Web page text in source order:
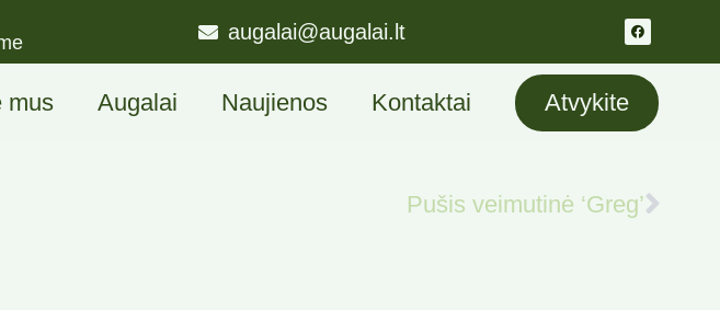
augalai@augalai.lt
mus Augalai Naujienos Kontaktai Atvykite
Pušis veimutinė ‘Greg’